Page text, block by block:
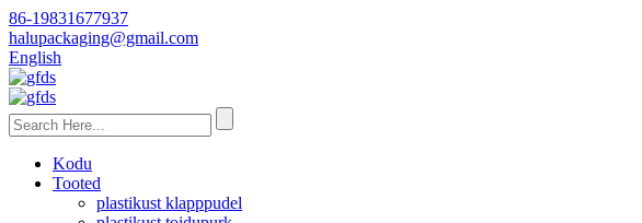
86-19831677937
halupackaging@gmail.com
English
Kodu
Tooted
plastikust klapppudel